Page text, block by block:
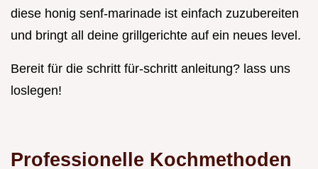
diese honig senf-marinade ist einfach zuzubereiten
und bringt all deine grillgerichte auf ein neues level.
Bereit für die schritt für-schritt anleitung? lass uns
loslegen!
Professionelle Kochmethoden